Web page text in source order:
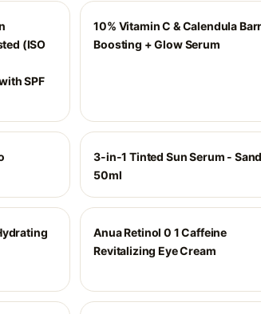
(ISO
SPF
10% Vitamin C & Calendula
Boosting + Glow Serum
3-in-1 Tinted Sun Serum - Sand |
50ml
Anua Retinol 0 1 Caffeine
Revitalizing Eye Cream